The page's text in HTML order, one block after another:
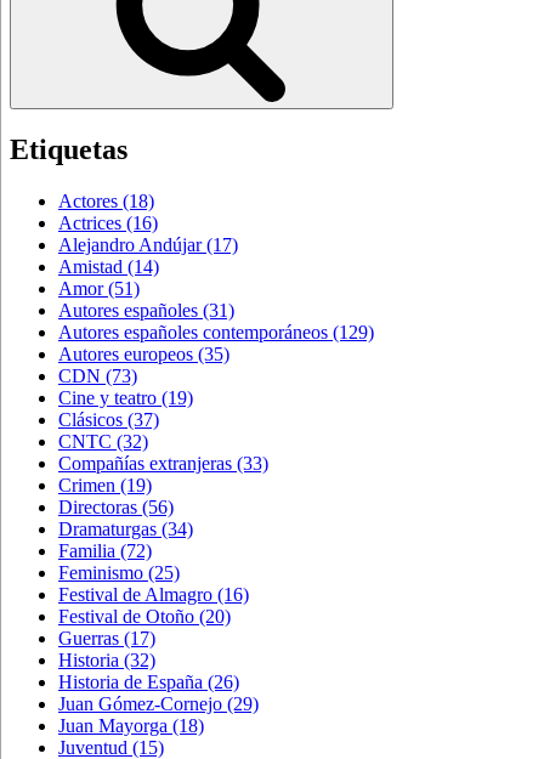
Etiquetas
Actores (18)
Actrices (16)
Alejandro Andújar(17)
Amistad (14)
Amor(51)
Autores españoles (31)
Autores españoles contemporáneos (129)
Autores europeos (35)
CDN (73)
Cine y teatro (19)
Clásicos (37)
CNTC (32)
Compañías extranjeras (33)
Crimen (19)
Directoras (56)
Dramaturgas (34)
Familia (72)
Feminismo (25)
Festival de Almagro (16)
Festival de Otoño (20)
Guerras (17)
Historia (32)
Historia de España (26)
Juan Gómez-Cornejo (29)
Juan Mayorga (18)
Juventud (15)